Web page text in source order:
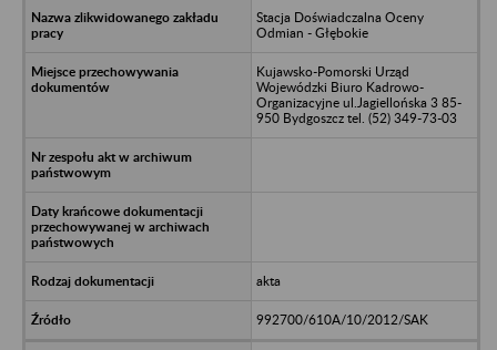
Stacja Doświadczalna Oceny
Odmian - Głębokie
Kujawsko-Pomorski Urząd
Wojewódzki Biuro Kadrowo-
Organizacyjne ul.Jagiellońska 3 85-
950 Bydgoszcz tel. (52) 349-73-03
akta
992700/610A/10/2012/SAK